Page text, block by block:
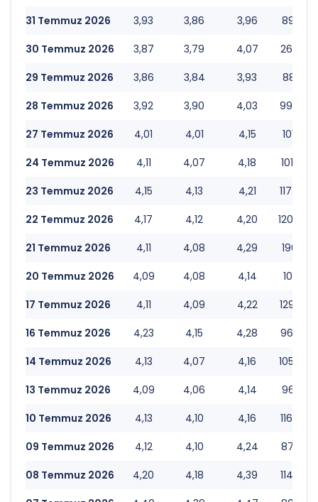
31 Temmuz 2026
3,93 3,86 3,96
30 Temmuz 2026
3,87 3,79 4,07
29 Temmuz 2026
3,86 3,84 3,93
28 Temmuz 2026
3,92 3,90 4,03
27 Temmuz 2026
4,01 4,01 4,15
24 Temmuz 2026
4,11 4,07 4,18
23 Temmuz 2026
4,15 4,13 4,21
22 Temmuz 2026
4,17 4,12 4,20
21 Temmuz 2026
4,11 4,08 4,29
20 Temmuz 2026
4,09 4,08 4,14
17 Temmuz 2026
4,11 4,09 4,22
16 Temmuz 2026
4,23 4,15 4,28
14 Temmuz 2026
4,13 4,07 4,16
13 Temmuz 2026
4,09 4,06 4,14
10 Temmuz 2026
4,13 4,10 4,16
09 Temmuz 2026
4,12 4,10 4,24
08 Temmuz 2026
4,20 4,18 4,39